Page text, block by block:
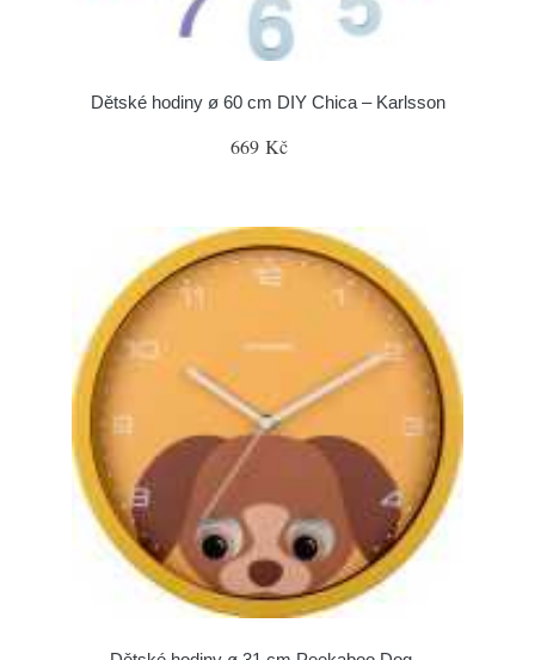
Dětské hodiny ø 60 cm DIY Chica – Karlsson
669 Kč